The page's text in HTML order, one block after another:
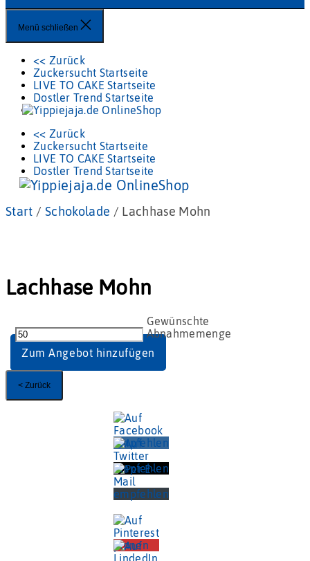
Menü schließen
<< Zurück
Zuckersucht Startseite
LIVE TO CAKE Startseite
Dostler Trend Startseite
<< Zurück
Zuckersucht Startseite
LIVE TO CAKE Startseite
Dostler Trend Startseite
Start / Schokolade / Lachhase Mohn
Lachhase Mohn
Mohn
Menge
Zum Angebot hinzufügen
< Zurück